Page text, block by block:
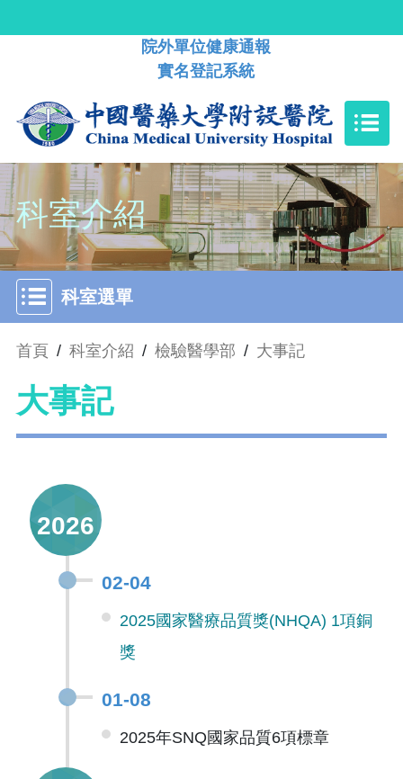
院外單位健康通報
實名登記系統
科室介紹
科室選單
首頁 / 科室介紹 / 檢驗醫學部 / 大事記
大事記
2026
02-04
2025國家醫療品質獎(NHQA) 1項銅
獎
01-08
2025年SNQ國家品質6項標章